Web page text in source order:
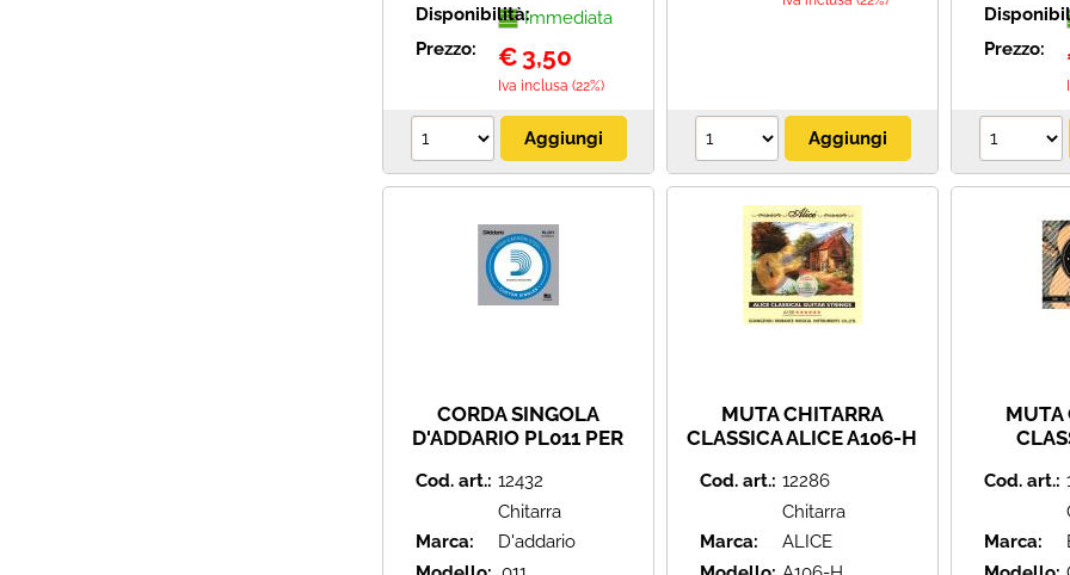
Disponibilità:Immediata
Prezzo:
€ 3,50
Iva inclusa (22%)
Prezzo:
CORDA SINGOLA
D'ADDARIO PL011 PER
ACUSTICA/ELETTRICA
- 011
Cod. art.: 12432
Chitarra
Marca:
D'addario
MUTA CHITARRA
CLASSICA ALICE A106-H
Cod. art.: 12286
Chitarra
Marca:
ALICE
MUTA
Cod. art.:
Marca: